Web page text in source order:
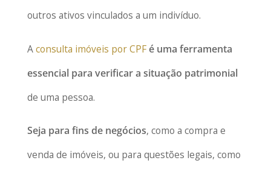
outros ativos vinculados a um indivíduo.
Aconsulta imóveis por CPFé uma ferramenta
essencial para verificar a situação patrimonial
de uma pessoa.
Seja para fins de negócios, como a compra e
venda de imóveis, ou para questões legais, como